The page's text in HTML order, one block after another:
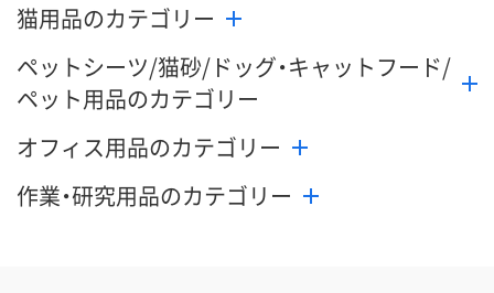
カゴへ
猫用品のカテゴリー
ペットシーツ/猫砂/ドッグ・キャットフード/
ペット用品のカテゴリー
オフィス用品のカテゴリー
作業・研究用品のカテゴリー